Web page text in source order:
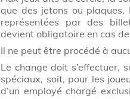
que des jetons ou
représentées par des
devient obligatoire en cas
Il ne peut être procédé à
Le change doit s’effectuer,
spéciaux, soit, pour les
d’un employé chargé